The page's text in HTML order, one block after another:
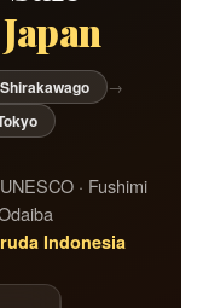
→
· Fushimi
Indonesia